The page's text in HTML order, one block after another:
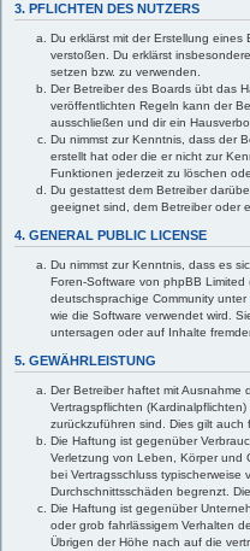
3. PFLICHTEN DES NUTZERS
Du erklärst mit der Erstellung
verstoßen. Du erklärst
setzen bzw. zu verwenden.
Der Betreiber des Boards übt das
veröffentlichten Regeln kann der
ausschließen und dir ein
Du nimmst zur Kenntnis, dass der
erstellt hat oder die er nicht zur
Funktionen jederzeit zu löschen
Du gestattest dem Betreiber
geeignet sind, dem Betreiber oder
4. GENERAL PUBLIC LICENSE
Du nimmst zur Kenntnis, dass es
Foren-Software von phpBB Limited
deutschsprachige Community unter
wie die Software verwendet wird.
untersagen oder auf Inhalte
5. GEWÄHRLEISTUNG
Der Betreiber haftet mit Ausnahme
Vertragspflichten
zurückzuführen sind. Dies gilt
Die Haftung ist gegenüber
Verletzung von Leben, Körper und
bei Vertragsschluss
Durchschnittsschäden begrenzt.
Die Haftung ist gegenüber
oder grob fahrlässigem Verhalten
Übrigen der Höhe nach auf die